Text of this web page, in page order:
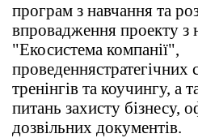
програм з навчання та
впровадження проекту з
"Екосистема компанії",
проведеннястратегічних
тренінгів та коучингу, а
питань захисту бізнесу,
дозвільних документів.